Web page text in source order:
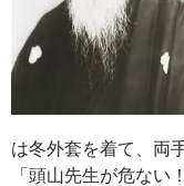
は冬外套を着て、両
「頭山先生が危ない！